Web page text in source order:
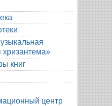
хризантема»
книг
центр